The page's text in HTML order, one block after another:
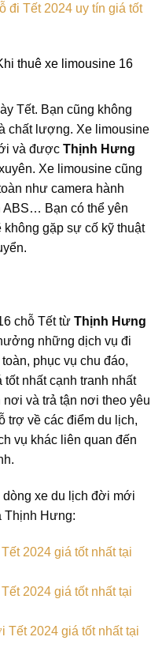
đi Tết 2024 uy tín giá tốt
thuê xe limousine 16
Tết. Bạn cũng không
chất lượng. Xe limousine
và được Thịnh Hưng
Xe limousine cũng
như camera hành
ABS… Bạn có thể yên
gặp sự cố kỹ thuật
chỗ Tết từ Thịnh Hưng
những dịch vụ đi
phục vụ chu đáo,
nhất cạnh tranh nhất
và trả tận nơi theo yêu
trợ về các điểm du lịch,
vụ khác liên quan đến
dòng xe du lịch đời mới
Thịnh Hưng:
2024 giá tốt nhất tại
2024 giá tốt nhất tại
Tết 2024 giá tốt nhất tại